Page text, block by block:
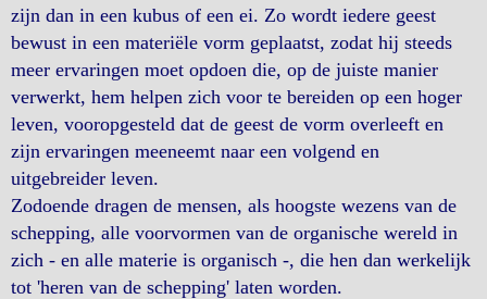
zijn dan in een kubus of een ei. Zo wordt iedere geest
bewust in een materiële vorm geplaatst, zodat hij steeds
meer ervaringen moet opdoen die, op de juiste manier
verwerkt, hem helpen zich voor te bereiden op een hoger
leven, vooropgesteld dat de geest de vorm overleeft en
zijn ervaringen meeneemt naar een volgend en
uitgebreider leven.
Zodoende dragen de mensen, als hoogste wezens van de
schepping, alle voorvormen van de organische wereld in
zich - en alle materie is organisch -, die hen dan werkelijk
tot 'heren van de schepping' laten worden.